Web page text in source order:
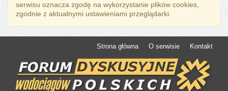
serwisu oznacza zgodę na wykorzystanie plików cookies,
zgodnie z aktualnymi ustawieniami przeglądarki.
Strona główna O serwisie Kontakt